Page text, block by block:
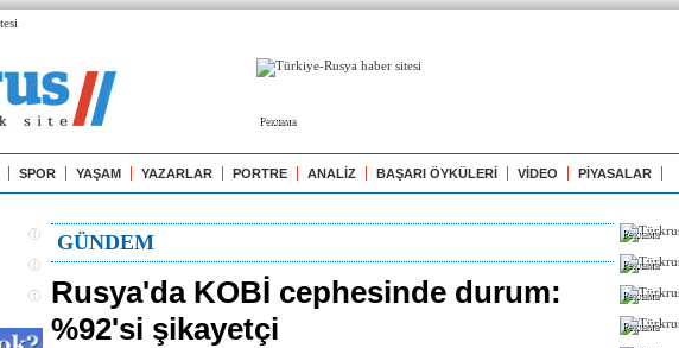
Реклама
SPOR YAŞAM YAZARLAR PORTRE ANALİZ BAŞARI ÖYKÜLERİ VİDEO PİYASALAR
GÜNDEM
Rusya'da KOBİ cephesinde durum:
%92'si şikayetçi
Реклама
Реклама
Реклама
Реклама